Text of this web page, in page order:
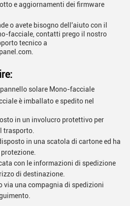
e aggiornamenti dei firmware
o avete bisogno dell'aiuto con il
facciale, contatti prego il nostro
tecnico a
solare Mono-facciale
è imballato e spedito nel
in un involucro protettivo per
trasporto.
in una scatola di cartone ed ha
con le informazioni di spedizione
di destinazione.
via una compagnia di spedizioni